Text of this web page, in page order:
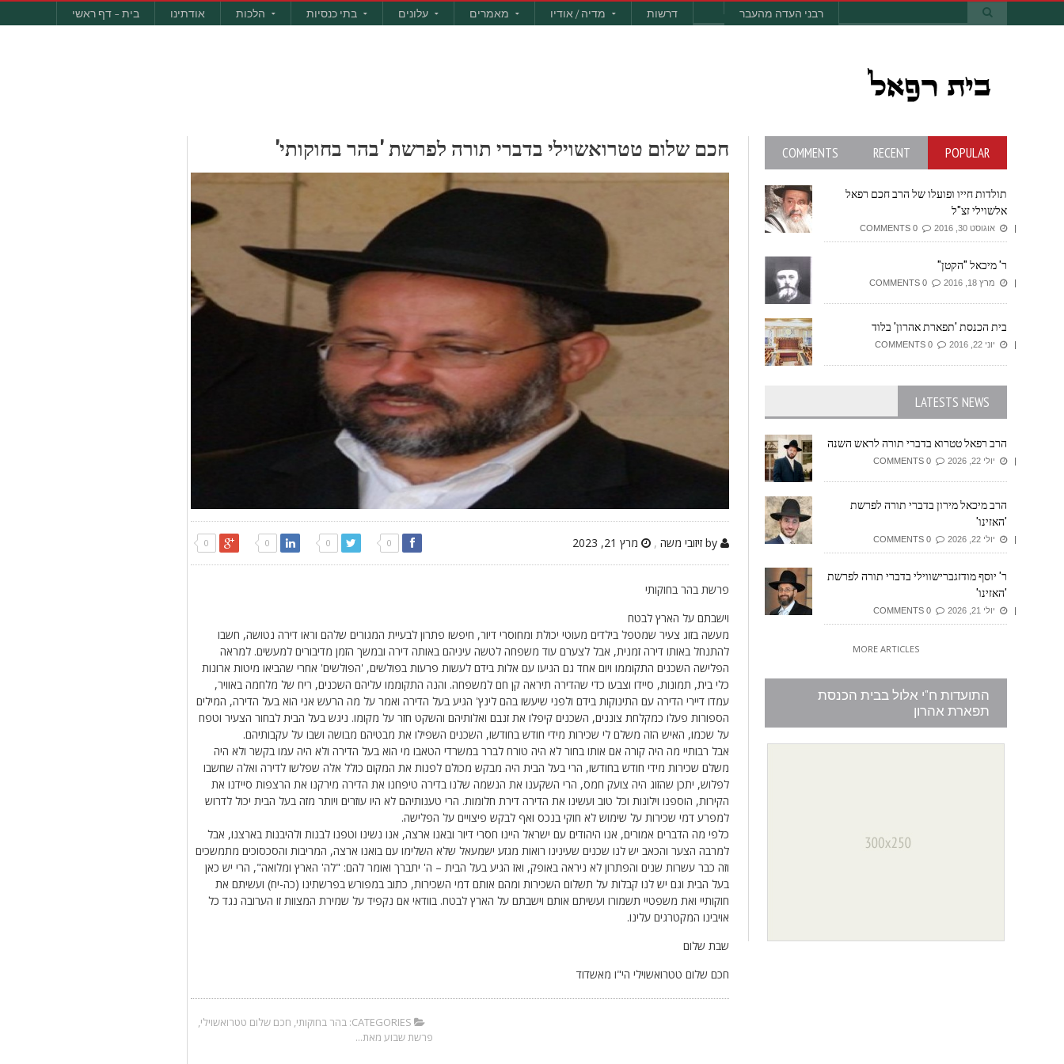
בית – דף ראשי אודתינו הלכות בתי כנסיות עלונים מאמרים מדיה / אודיו דרשות רבני העדה מהעבר
חכם שלום טטרואשוילי בדברי תורה לפרשת 'בהר בחוקותי'
0
0
0
0 , מרץ 21, 2023
פרשת בהר בחוקותי
וישבתם על הארץ לבטח
מעשה בזוג צעיר שמטפל בילדים מעוטי יכולת ומחוסרי דיור, חיפשו פתרון לבעיית המגורים שלהם וראו דירה נטושה, חשבו
להתנחל באותו דירה זמנית, אבל לצערם עוד משפחה לטשה עיניהם באותה דירה ובמשך הזמן מדיבורים למעשים. למראה
הפלישה השכנים התקוממו ויום אחד גם הגיעו עם אלות בידם לעשות פרעות בפולשים, 'הפולשים' אחרי שהביאו מיטות ארונות
כלי בית, תמונות, סיידו וצבעו כדי שהדירה תיראה קן חם למשפחה. והנה התקוממו עליהם השכנים, ריח של מלחמה באוויר,
עמדו דיירי הדירה עם התינוקות בידם ולפני שיעשו בהם לינץ' הגיע בעל הדירה ואמר על מה הרעש אני הוא בעל הדירה, המילים
הספורות פעלו כמקלחת צוננים, השכנים קיפלו את זנבם ואלותיהם והשקט חזר על מקומו. ניגש בעל הבית לבחור הצעיר וטפח
על שכמו, האיש הזה משלם לי שכירות מידי חודש בחודשו, השכנים השפילו את מבטיהם מבושה ושבו על עקבותיהם.
אבל רבותיי מה היה קורה אם אותו בחור לא היה טורח לברר במשרדי הטאבו מי הוא בעל הדירה ולא היה עמו בקשר ולא היה
משלם שכירות מידי חודש בחודשו, הרי בעל הבית היה מבקש מכולם לפנות את המקום כולל אלה שפלשו לדירה ואלה שחשבו
לפלוש, יתכן שהזוג היה צועק חמס, הרי השקענו את הנשמה שלנו בדירה טיפחנו את הדירה מירקנו את הרצפות סיידנו את
הקירות, הוספנו וילונות וכל טוב ועשינו את הדירה דירת חלומות. הרי טענותיהם לא היו עוזרים ויותר מזה בעל הבית יכול לדרוש
למפרע דמי שכירות על שימוש לא חוקי בנכס ואף לבקש פיצויים על הפלישה.
כלפי מה הדברים אמורים, אנו היהודים עם ישראל היינו חסרי דיור ובאנו ארצה, אנו נשינו וטפנו לבנות ולהיבנות בארצנו, אבל
למרבה הצער והכאב יש לנו שכנים שעינינו רואות מגזע ישמעאל שלא השלימו עם בואנו ארצה, המריבות והסכסוכים מתמשכים
וזה כבר עשרות שנים והפתרון לא ניראה באופק, ואז הגיע בעל הבית – ה' יתברך ואומר להם: "לה' הארץ ומלואה", הרי יש כאן
בעל הבית וגם יש לנו קבלות על תשלום השכירות ומהם אותם דמי השכירות, כתוב במפורש בפרשתינו (כה-יח) ועשיתם את
חוקותיי ואת משפטיי תשמורו ועשיתם אותם וישבתם על הארץ לבטח. בוודאי אם נקפיד על שמירת המצוות זו הערובה נגד כל
אויבינו המקטרגים עלינו.
שבת שלום
חכם שלום טטרואשוילי הי"ו מאשדוד
בהר בחוקותי, חכם שלום טטרואשוילי,
פרשת שבוע מאת...
POPULAR
RECENT
COMMENTS
תולדות חייו ופועלו של הרב חכם רפאל
אלשוילי זצ"ל
אוגוסט 30, 2016
ר' מיכאל "הקטן"
מרץ 18, 2016
בית הכנסת 'תפארת אהרון' בלוד
יוני 22, 2016
LATESTS NEWS
הרב רפאל טטרוא בדברי תורה לראש השנה
יולי 22, 2026
הרב מיכאל מירון בדברי תורה לפרשת
'האזינו'
יולי 22, 2026
ר' יוסף מודזגברישווילי בדברי תורה לפרשת
'האזינו'
יולי 21, 2026
MORE ARTICLES
התועדות ח"י אלול בבית הכנסת
תפארת אהרון